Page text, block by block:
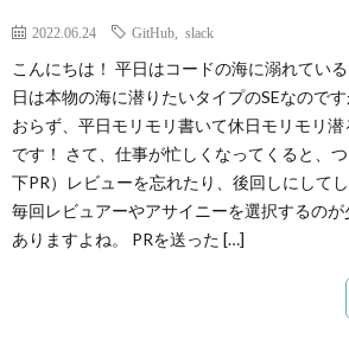
2022.06.24 GitHub slack
こんにちは！ 平日はコードの海に溺れてい
日は本物の海に潜りたいタイプのSEなので
おらず、平日モリモリ書いて休日モリモリ
です！ さて、仕事が忙しくなってくると、
下PR）レビューを忘れたり、後回しにして
毎回レビュアーやアサイニーを選択するの
ありますよね。 PRを送った […]